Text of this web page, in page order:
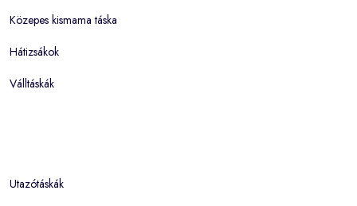
Közepes kismama táska
Hátizsákok
Válltáskák
Utazótáskák